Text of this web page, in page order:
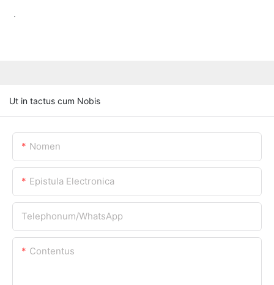
.
Ut in tactus cum Nobis
Nomen
Epistula Electronica
Telephonum/WhatsApp
Contentus